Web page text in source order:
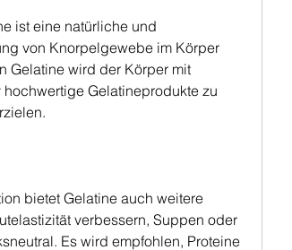
ist eine natürliche und
von Knorpelgewebe im Körper
Gelatine wird der Körper mit
Gelatineprodukte zu
bietet Gelatine auch weitere
verbessern, Suppen oder
Es wird empfohlen, Proteine